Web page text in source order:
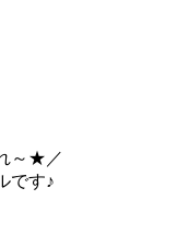
～★／
です♪